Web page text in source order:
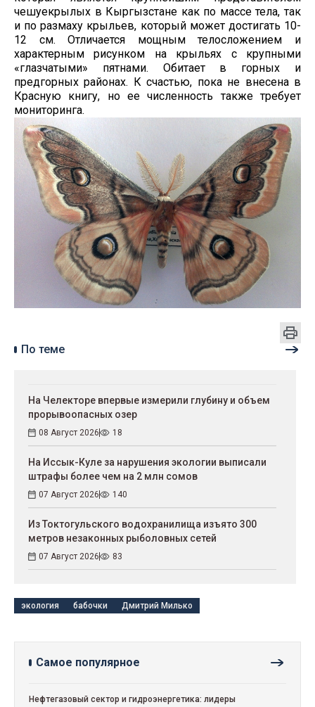
чешуекрылых в Кыргызстане как по массе тела, так
и по размаху крыльев, который может достигать 10-
12 см. Отличается мощным телосложением и
характерным рисунком на крыльях с крупными
«глазчатыми» пятнами. Обитает в горных и
предгорных районах. К счастью, пока не внесена в
Красную книгу, но ее численность также требует
мониторинга.
По теме
На Челекторе впервые измерили глубину и объем
прорывоопасных озер
08 Август 2026 18
На Иссык-Куле за нарушения экологии выписали
штрафы более чем на 2 млн сомов
07 Август 2026 140
Из Токтогульского водохранилища изъято 300
метров незаконных рыболовных сетей
07 Август 2026 83
экология бабочки Дмитрий Милько
Самое популярное
Нефтегазовый сектор и гидроэнергетика: лидеры